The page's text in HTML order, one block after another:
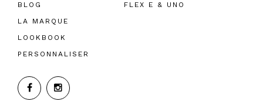
BLOG
LA MARQUE
LOOKBOOK
PERSONNALISER
FLEX E & UNO